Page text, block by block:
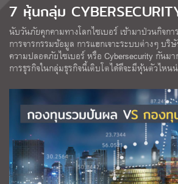
7 หุ้นกลุ่ม
นับวันภัยคุกคามทางโลกไซเบอร์ เข้ามาป่วนกิจก
การจารกรรมข้อมูล การแฮกเจาะระบบต่างๆ บริ
ความปลอดภัยไซเบอร์ หรือ Cybersecurity กันม
การธุรกิจในกลุ่มธุรกิจนี้เติบโตได้ดีจะมีหุ้นตัวไห